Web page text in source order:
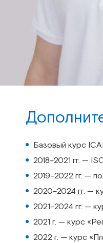
Базовый курс
2018–2021 гг. —
2019–2022 гг. —
2020–2024 гг. —
2021–2024 гг. —
2021 г. — курс
2022 г. — курс